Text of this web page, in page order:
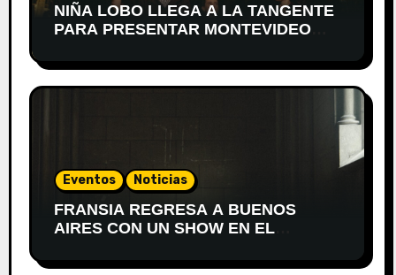
NIÑA LOBO LLEGA A LA TANGENTE
PARA PRESENTAR MONTEVIDEO
Eventos Noticias
FRANSIA REGRESA A BUENOS
AIRES CON UN SHOW EN EL